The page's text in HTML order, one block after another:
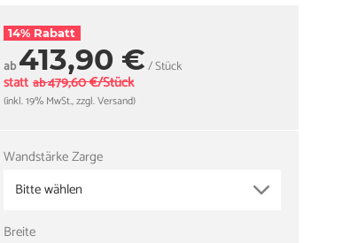
14% Rabatt
ab413,90 €/ Stück
statt ab479,60 €/Stück
(inkl. 19% MwSt., zzgl. Versand)
Wandstärke Zarge
Bitte wählen
Breite